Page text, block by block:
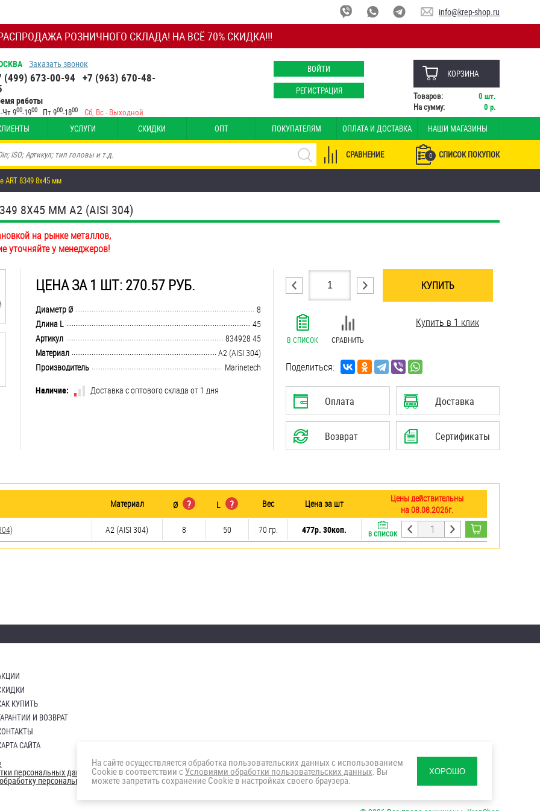
РОЗНИЧНОГО СКЛАДА! НА ВСЁ 70% СКИДКА!!!
info@krep-shop.ru
Заказать звонок
(499) 673-00-94 +7 (963) 670-48-
работы
Чт 900-1900 Пт 900-1800 Сб, Вс - Выходной
ВОЙТИ
РЕГИСТРАЦИЯ
КОРЗИНА
Товаров: 0 шт.
На сумму:
0 р.
УСЛУГИ СКИДКИ ОПТ ПОКУПАТЕЛЯМ ОПЛАТА И ДОСТАВКА НАШИ МАГАЗИНЫ
0 СПИСОК ПОКУПОК
СРАВНЕНИЕ
ART 8349 8х45 мм
8Х45 ММ А2 (AISI 304)
на рынке металлов,
уточняйте у менеджеров!
ЦЕНА ЗА 1 ШТ: 270.57 РУБ.
........................................................................................................................................................................................................
Диаметр Ø
8
........................................................................................................................................................................................................
Длина L
45
........................................................................................................................................................................................................
Артикул
834928 45
........................................................................................................................................................................................................
Материал
А2 (AISI 304)
........................................................................................................................................................................................................
Производитель
Marinetech
Наличие:
Доставка с оптового склада от 1 дня
КУПИТЬ
В СПИСОК СРАВНИТЬ
Купить в 1 клик
Поделиться:
Оплата Доставка
Возврат Сертификаты
Материал Ø ? L ? Вес Цена за шт
Цены действительны
на 08.08.2026г.
А2 (AISI 304) 8 50 70 гр. 477р. 30коп. В СПИСОК
КУПИТЬ
И ВОЗВРАТ
САЙТА
персональных данных
персональных данны
На сайте осуществляется обработка пользовательских данных с использованием
Cookie в соответствии с Условиями обработки пользовательских данных . Вы
можете запретить сохранение Cookie в настройках своего браузера.
ХОРОШО